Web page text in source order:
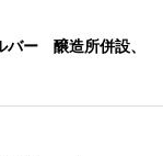
バー 醸造所併設、